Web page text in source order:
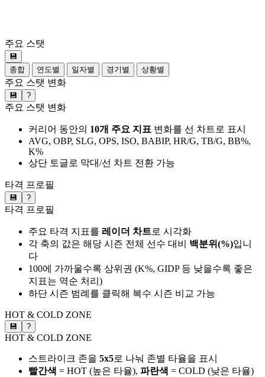
주요 스탯
💾
종합
연도별 일자별 경기별 상황별
주요 스탯 변화
💾 ?
주요 스탯 변화
커리어 동안의 10개 주요 지표 변화를 선 차트로 표시
AVG, OBP, SLG, OPS, ISO, BABIP, HR/G, TB/G, BB%,
K%
상단 토글로 막대/선 차트 전환 가능
타격 프로필
💾 ?
타격 프로필
주요 타격 지표를 레이더 차트로 시각화
각 축의 값은 해당 시즌 전체 선수 대비 백분위(%)입니
다
100에 가까울수록 상위권 (K%, GIDP 등 낮을수록 좋은
지표는 역순 처리)
하단 시즌 범례를 클릭해 복수 시즌 비교 가능
HOT & COLD ZONE
💾 ?
HOT & COLD ZONE
스트라이크 존을 5x5로 나눠 존별 타율을 표시
빨간색 = HOT (높은 타율), 파란색 = COLD (낮은 타율)